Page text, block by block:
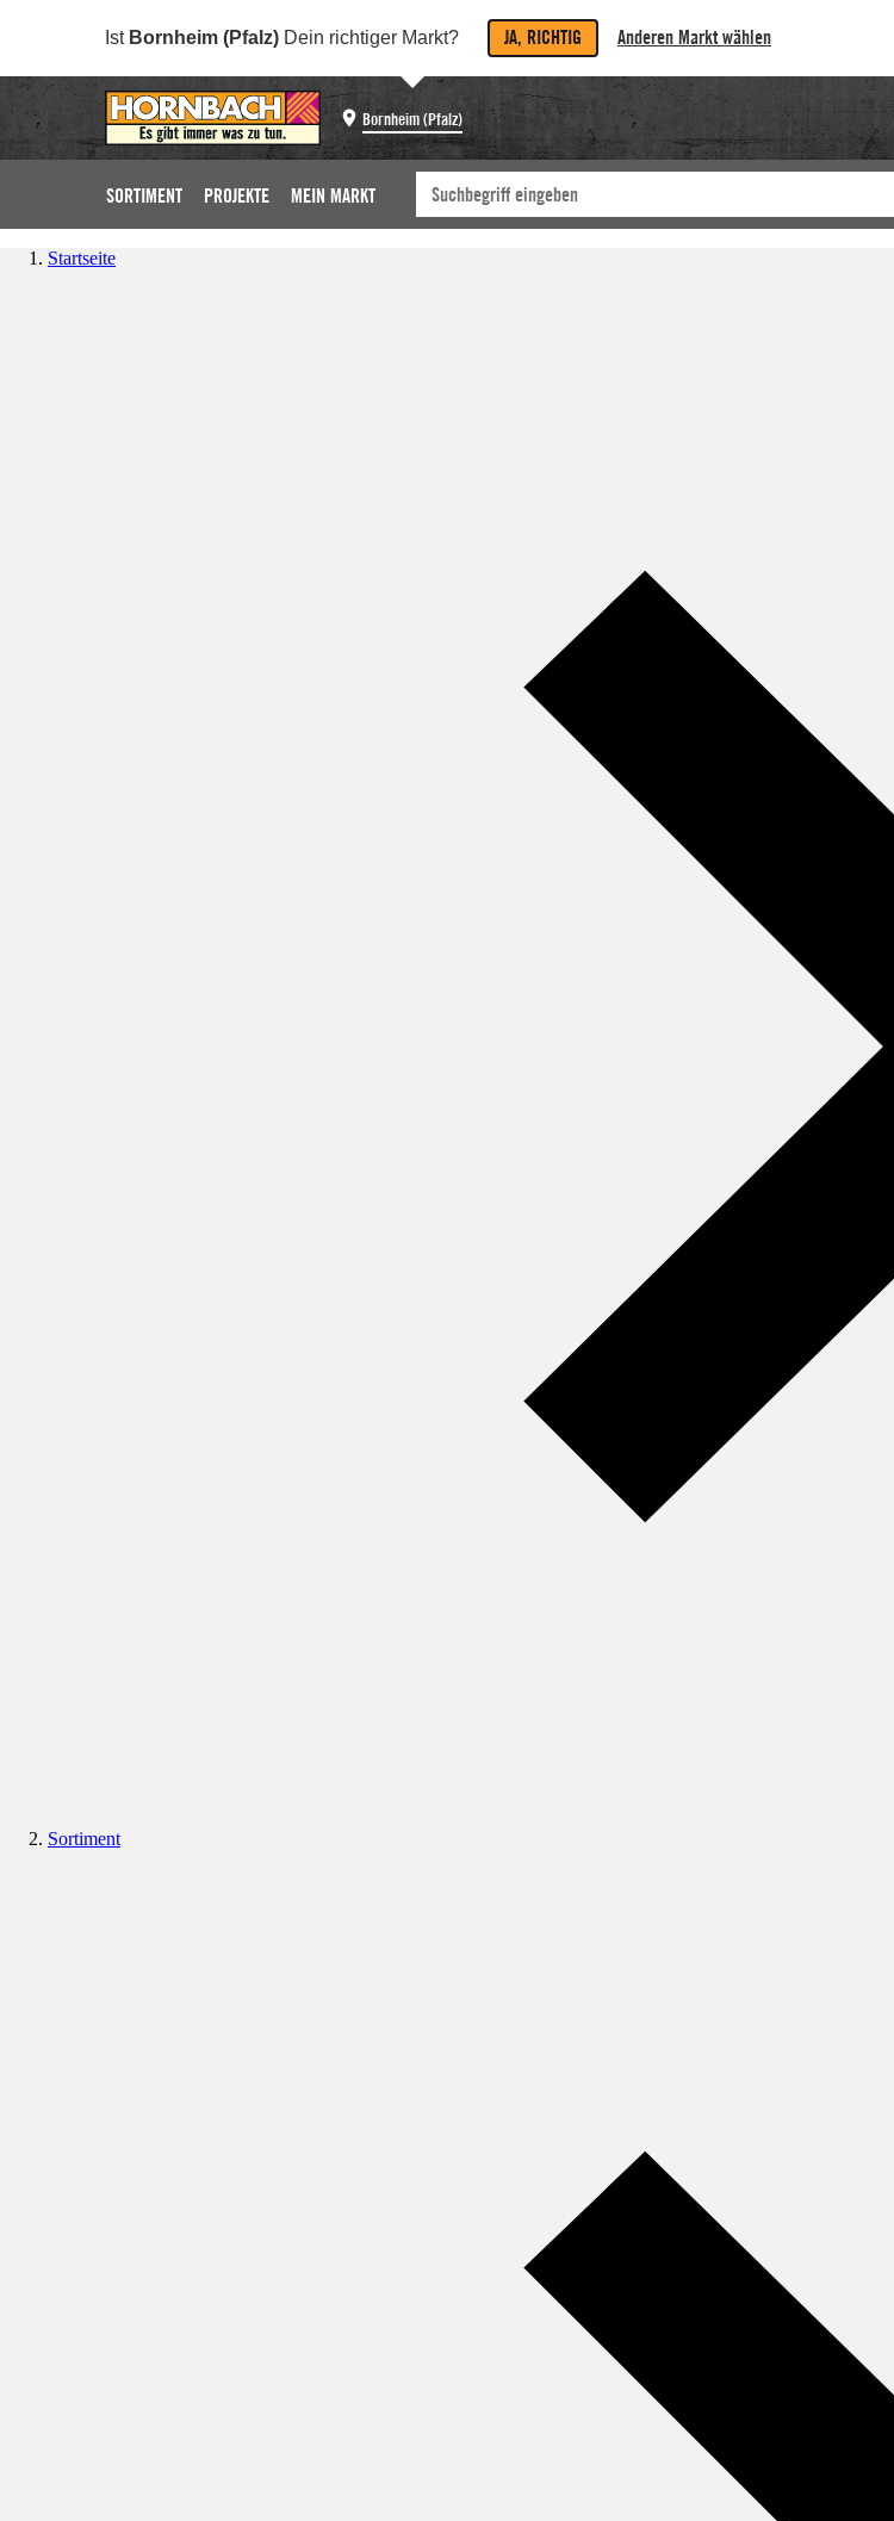
Ist Bornheim (Pfalz) Dein richtiger Markt? JA, RICHTIG Anderen Markt wählen
Bornheim (Pfalz)
SORTIMENT PROJEKTE MEIN MARKT
Startseite
Sortiment